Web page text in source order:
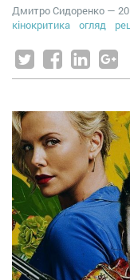
Дмитро Сидоренко —
кінокритика
огляд